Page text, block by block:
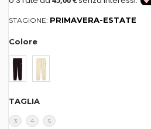
STAGIONE: PRIMAVERA-ESTATE
Colore
TAGLIA
3 4 5